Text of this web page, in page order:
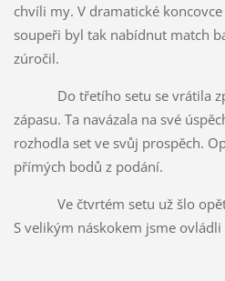
chvíli my. V dramatické
soupeři byl tak nabídnut match
zúročil.
Do třetího setu se vrátila
zápasu. Ta navázala na své
rozhodla set ve svůj prospěch.
přímých bodů z podání.
Ve čtvrtém setu už šlo
S velikým náskokem jsme